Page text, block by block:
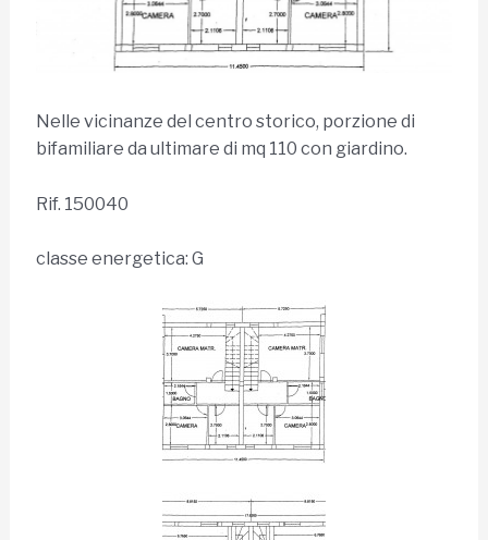
Nelle vicinanze del centro storico, porzione di
bifamiliare da ultimare di mq 110 con giardino.
Rif. 150040
classe energetica: G